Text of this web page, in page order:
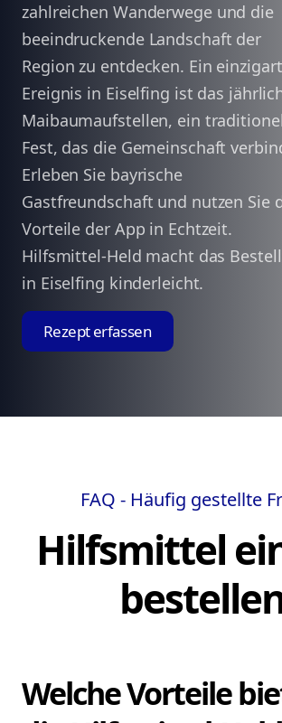
zahlreichen Wanderwege und die
beeindruckende Landschaft der
Region zu entdecken. Ein
Ereignis in Eiselfing ist das
Maibaumaufstellen, ein
Fest, das die Gemeinschaft
Erleben Sie bayrische
Gastfreundschaft und nutzen Sie
Vorteile der App in Echtzeit.
Hilfsmittel-Held macht das
in Eiselfing kinderleicht.
Rezept erfassen
FAQ - Häufig gestellte
Hilfsmittel
Welche Vorteile